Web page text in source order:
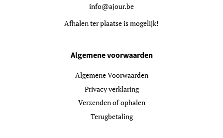
info@ajour.be
Afhalen ter plaatse is mogelijk!
Algemene voorwaarden
Algemene Voorwaarden
Privacy verklaring
Verzenden of ophalen
Terugbetaling